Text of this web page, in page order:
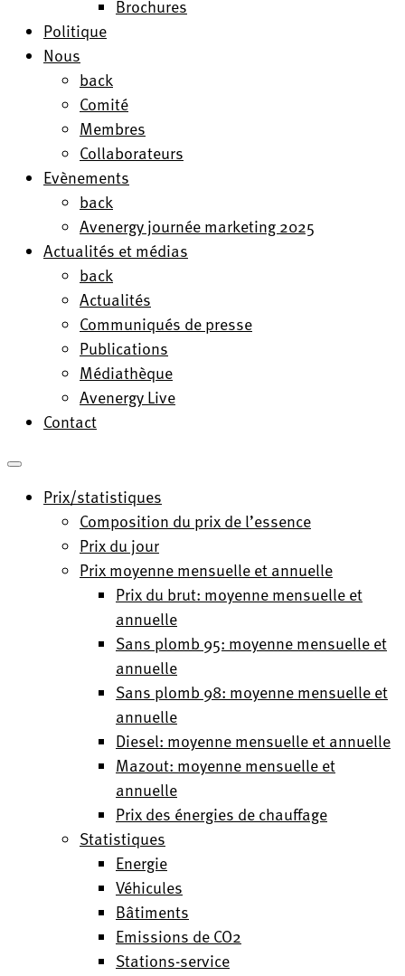
Brochures
Politique
Nous
back
Comité
Membres
Collaborateurs
Evènements
back
Avenergy journée marketing 2025
Actualités et médias
back
Actualités
Communiqués de presse
Publications
Médiathèque
Avenergy Live
Contact
Prix/statistiques
Composition du prix de l’essence
Prix du jour
Prix moyenne mensuelle et annuelle
Prix du brut: moyenne mensuelle et
annuelle
Sans plomb 95: moyenne mensuelle et
annuelle
Sans plomb 98: moyenne mensuelle et
annuelle
Diesel: moyenne mensuelle et annuelle
Mazout: moyenne mensuelle et
annuelle
Prix des énergies de chauffage
Statistiques
Energie
Véhicules
Bâtiments
Emissions de CO2
Stations-service